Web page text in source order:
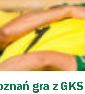
gra z